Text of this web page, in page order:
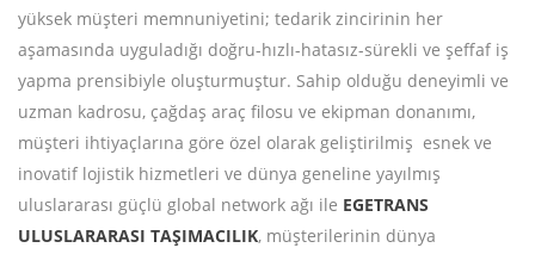
yüksek müşteri memnuniyetini; tedarik zincirinin her
aşamasında uyguladığı doğru-hızlı-hatasız-sürekli ve şeffaf iş
yapma prensibiyle oluşturmuştur. Sahip olduğu deneyimli ve
uzman kadrosu, çağdaş araç filosu ve ekipman donanımı,
müşteri ihtiyaçlarına göre özel olarak geliştirilmiş esnek ve
inovatif lojistik hizmetleri ve dünya geneline yayılmış
uluslararası güçlü global network ağı ile EGETRANS
ULUSLARARASI TAŞIMACILIK, müşterilerinin dünya